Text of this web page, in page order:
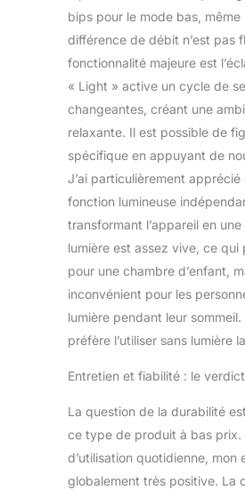
bips pour le mode bas, même
différence de débit n’est pas
fonctionnalité majeure est
« Light » active un cycle de
changeantes, créant une
relaxante. Il est possible de
spécifique en appuyant de
J’ai particulièrement
fonction lumineuse
transformant l’appareil en
lumière est assez vive, ce
pour une chambre d’enfant,
inconvénient pour les
lumière pendant leur
préfère l’utiliser sans lumière
Entretien et fiabilité : le
La question de la durabilité
ce type de produit à bas prix.
d’utilisation quotidienne, mon
globalement très positive. La